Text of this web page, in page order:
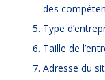
des
Type
Taille de
Adresse du